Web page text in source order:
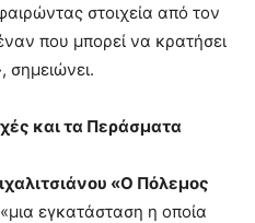
στοιχεία από τον
που μπορεί να κρατήσει
σημειώνει.
και τα Περάσματα
«Ο Πόλεμος
εγκατάσταση η οποία